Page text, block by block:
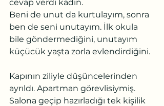
cevap verdi kadın.
Beni de unut da kurtulayım, sonra
ben de seni unutayım. İlk okula
bile göndermediğini, unutayım
küçücük yaşta zorla evlendirdiğini.
Kapının ziliyle düşüncelerinden
ayrıldı. Apartman görevlisiymiş.
Salona geçip hazırladığı tek kişilik